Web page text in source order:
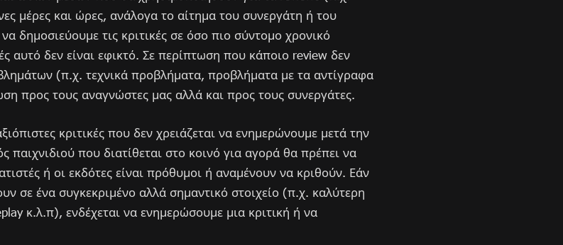
μέρες και ώρες, ανάλογα το αίτημα του συνεργάτη ή του
δημοσιεύουμε τις κριτικές σε όσο πιο σύντομο χρονικό
αυτό δεν είναι εφικτό. Σε περίπτωση που κάποιο review δεν
(π.χ. τεχνικά προβλήματα, προβλήματα με τα αντίγραφα
προς τους αναγνώστες μας αλλά και προς τους συνεργάτες.
κριτικές που δεν χρειάζεται να ενημερώνουμε μετά την
παιχνιδιού που διατίθεται στο κοινό για αγορά θα πρέπει να
ή οι εκδότες είναι πρόθυμοι ή αναμένουν να κριθούν. Εάν
σε ένα συγκεκριμένο αλλά σημαντικό στοιχείο (π.χ. καλύτερη
κ.λ.π), ενδέχεται να ενημερώσουμε μια κριτική ή να